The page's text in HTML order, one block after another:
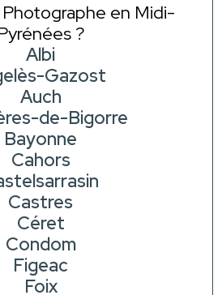
en Midi-
?
Albi
Gazost
Auch
de-Bigorre
Bayonne
Cahors
Castres
Céret
Condom
Figeac
Foix